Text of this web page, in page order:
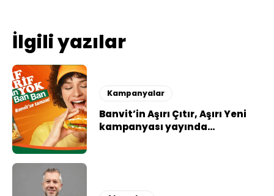
İlgili yazılar
Kampanyalar
Banvit’in Aşırı Çıtır, Aşırı Yeni
kampanyası yayında…